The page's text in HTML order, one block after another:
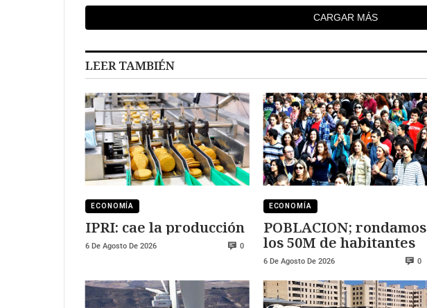
CARGAR MÁS
LEER TAMBIÉN
ECONOMÍA
IPRI: cae la producción
6 De Agosto De 2026 0
ECONOMÍA
POBLACION; rondamos
los 50M de habitantes
6 De Agosto De 2026 0